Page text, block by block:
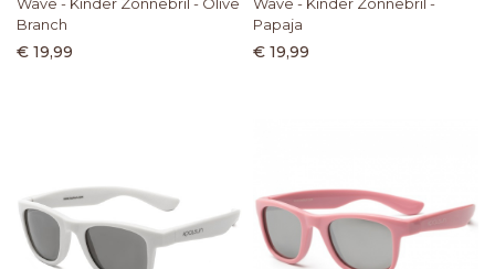
Wave - Kinder Zonnebril - Olive
Branch
€ 19,99
Wave - Kinder Zonnebril -
Papaja
€ 19,99